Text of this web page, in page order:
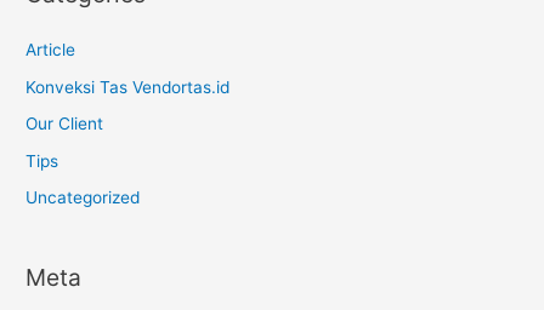
Article
Konveksi Tas Vendortas.id
Our Client
Tips
Uncategorized
Meta